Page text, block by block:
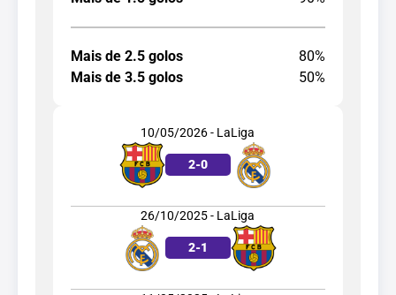
Mais de 2.5 golos
80%
Mais de 3.5 golos
50%
10/05/2026 - LaLiga
2-0
26/10/2025 - LaLiga
2-1